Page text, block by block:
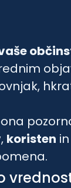
, koristen in